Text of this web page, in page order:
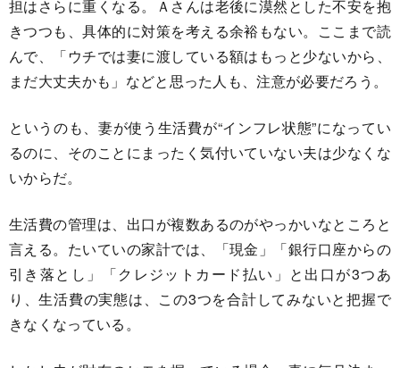
担はさらに重くなる。Ａさんは老後に漠然とした不安を抱
きつつも、具体的に対策を考える余裕もない。ここまで読
んで、「ウチでは妻に渡している額はもっと少ないから、
まだ大丈夫かも」などと思った人も、注意が必要だろう。
というのも、妻が使う生活費が“インフレ状態”になってい
るのに、そのことにまったく気付いていない夫は少なくな
いからだ。
生活費の管理は、出口が複数あるのがやっかいなところと
言える。たいていの家計では、「現金」「銀行口座からの
引き落とし」「クレジットカード払い」と出口が3つあ
り、生活費の実態は、この3つを合計してみないと把握で
きなくなっている。